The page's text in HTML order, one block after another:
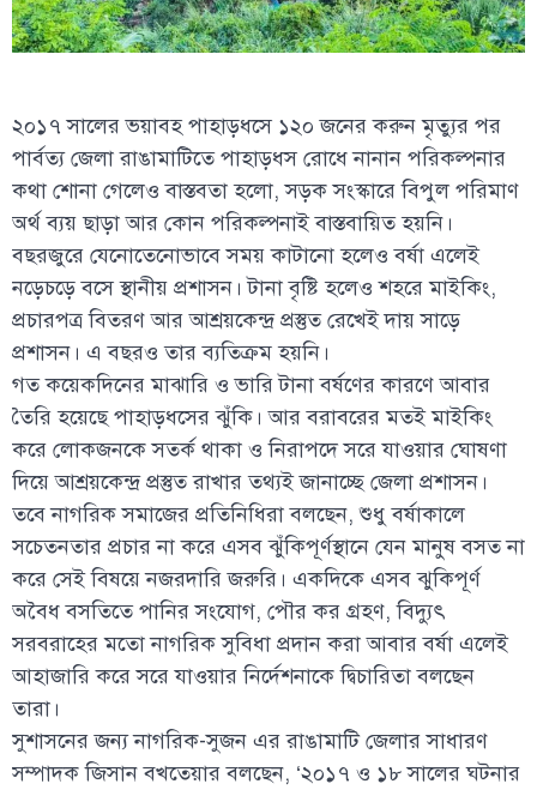
২০১৭ সালের ভয়াবহ পাহাড়ধসে ১২০ জনের করুন মৃত্যুর পর
পার্বত্য জেলা রাঙামাটিতে পাহাড়ধস রোধে নানান পরিকল্পনার
কথা শোনা গেলেও বাস্তবতা হলো, সড়ক সংস্কারে বিপুল পরিমাণ
অর্থ ব্যয় ছাড়া আর কোন পরিকল্পনাই বাস্তবায়িত হয়নি।
বছরজুরে যেনোতেনোভাবে সময় কাটানো হলেও বর্ষা এলেই
নড়েচড়ে বসে স্থানীয় প্রশাসন। টানা বৃষ্টি হলেও শহরে মাইকিং,
প্রচারপত্র বিতরণ আর আশ্রয়কেন্দ্র প্রস্তুত রেখেই দায় সাড়ে
প্রশাসন। এ বছরও তার ব্যতিক্রম হয়নি।
গত কয়েকদিনের মাঝারি ও ভারি টানা বর্ষণের কারণে আবার
তৈরি হয়েছে পাহাড়ধসের ঝুঁকি। আর বরাবরের মতই মাইকিং
করে লোকজনকে সতর্ক থাকা ও নিরাপদে সরে যাওয়ার ঘোষণা
দিয়ে আশ্রয়কেন্দ্র প্রস্তুত রাখার তথ্যই জানাচ্ছে জেলা প্রশাসন।
তবে নাগরিক সমাজের প্রতিনিধিরা বলছেন, শুধু বর্ষাকালে
সচেতনতার প্রচার না করে এসব ঝুঁকিপূর্ণস্থানে যেন মানুষ বসত না
করে সেই বিষয়ে নজরদারি জরুরি। একদিকে এসব ঝুকিপূর্ণ
অবৈধ বসতিতে পানির সংযোগ, পৌর কর গ্রহণ, বিদ্যুৎ
সরবরাহের মতো নাগরিক সুবিধা প্রদান করা আবার বর্ষা এলেই
আহাজারি করে সরে যাওয়ার নির্দেশনাকে দ্বিচারিতা বলছেন
তারা।
সুশাসনের জন্য নাগরিক-সুজন এর রাঙামাটি জেলার সাধারণ
সম্পাদক জিসান বখতেয়ার বলছেন, ‘২০১৭ ও ১৮ সালের ঘটনার